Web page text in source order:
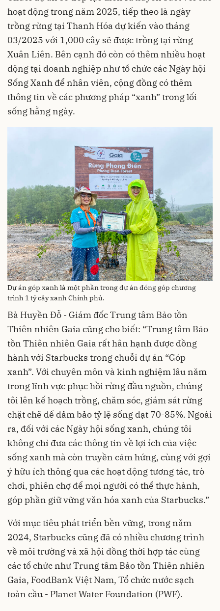
hoạt động trong năm 2025, tiếp theo là ngày
trồng rừng tại Thanh Hóa dự kiến vào tháng
03/2025 với 1,000 cây sẽ được trồng tại rừng
Xuân Liên. Bên cạnh đó còn có thêm nhiều hoạt
động tại doanh nghiệp như tổ chức các Ngày hội
Sống Xanh để nhân viên, cộng đồng có thêm
thông tin về các phương pháp “xanh” trong lối
sống hằng ngày.
Dự án góp xanh là một phần trong dự án đóng góp chương
trình 1 tỷ cây xanh Chính phủ.
Bà Huyền Đỗ - Giám đốc Trung tâm Bảo tồn
Thiên nhiên Gaia cũng cho biết: “Trung tâm Bảo
tồn Thiên nhiên Gaia rất hân hạnh được đồng
hành với Starbucks trong chuỗi dự án “Góp
xanh”. Với chuyên môn và kinh nghiệm lâu năm
trong lĩnh vực phục hồi rừng đầu nguồn, chúng
tôi lên kế hoạch trồng, chăm sóc, giám sát rừng
chặt chẽ để đảm bảo tỷ lệ sống đạt 70-85%. Ngoài
ra, đối với các Ngày hội sống xanh, chúng tôi
không chỉ đưa các thông tin về lợi ích của việc
sống xanh mà còn truyền cảm hứng, cùng với gợi
ý hữu ích thông qua các hoạt động tương tác, trò
chơi, phiên chợ để mọi người có thể thực hành,
góp phần giữ vững văn hóa xanh của Starbucks.”
Với mục tiêu phát triển bền vững, trong năm
2024, Starbucks cũng đã có nhiều chương trình
về môi trường và xã hội đồng thời hợp tác cùng
các tổ chức như Trung tâm Bảo tồn Thiên nhiên
Gaia, FoodBank Việt Nam, Tổ chức nước sạch
toàn cầu - Planet Water Foundation (PWF).